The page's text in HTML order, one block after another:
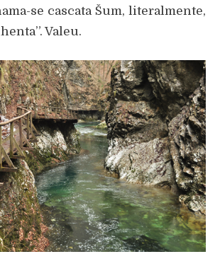
se cascata Šum, literalmente,
Valeu.